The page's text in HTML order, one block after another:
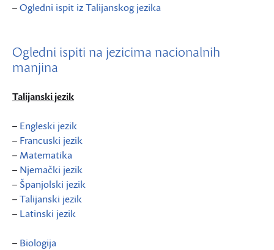
–Ogledni ispit iz Talijanskog jezika
Ogledni ispiti na jezicima nacionalnih
manjina
Talijanski jezik
– Engleski jezik
– Francuski jezik
– Matematika
– Njemački jezik
–Španjolski jezik
–Talijanski jezik
– Latinski jezik
– Biologija